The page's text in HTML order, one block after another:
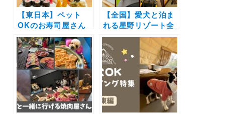
【東日本】ペット
OKのお寿司屋さん
14選！| 愛犬店内同
伴okや大型犬OKの
ドッグフレンドリー
なお店を紹介します
【全国】愛犬と泊ま
れる星野リゾート全
42施設大特集！実際
のお泊まり写真レポ
や口コミも | 大切な
ペットと特別な旅行
を楽しもう♪